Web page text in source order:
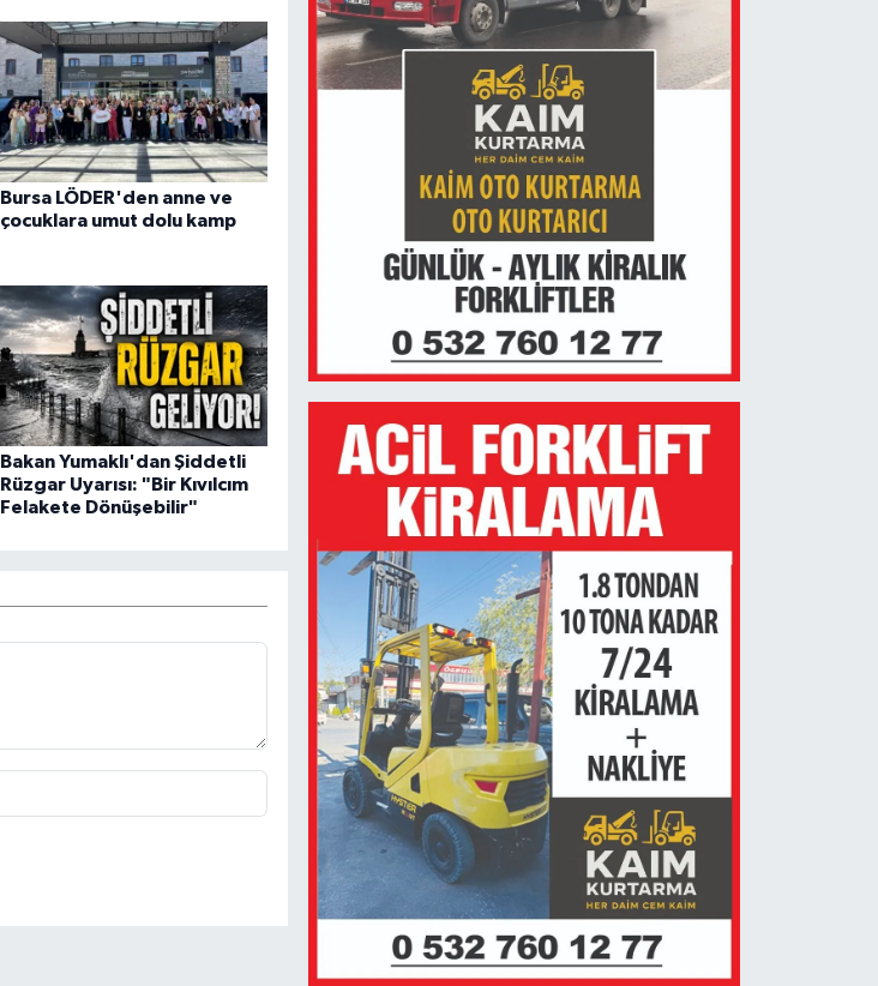
Bursa LÖDER'den anne ve
çocuklara umut dolu kamp
Bakan Yumaklı'dan Şiddetli
Rüzgar Uyarısı: "Bir Kıvılcım
Felakete Dönüşebilir"